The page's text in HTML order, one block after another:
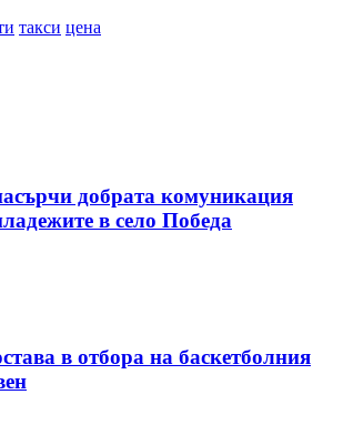
такси цена
добрата комуникация
в село Победа
в отбора на баскетболния